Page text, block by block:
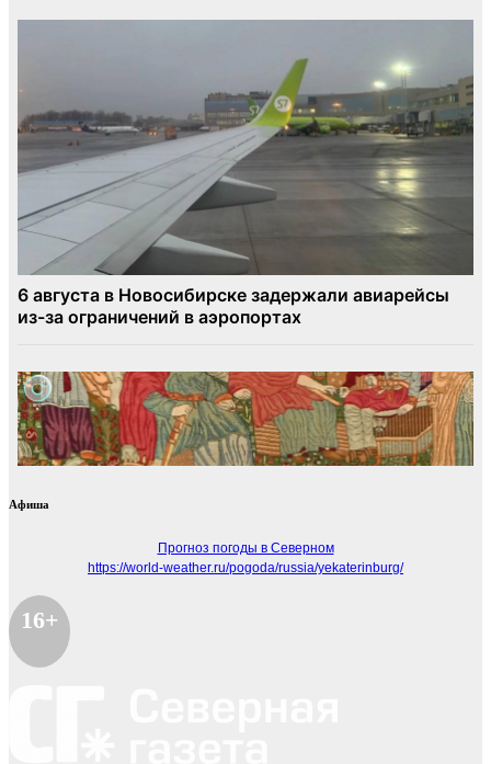
Афиша
Прогноз погоды в Северном
https://world-weather.ru/pogoda/russia/yekaterinburg/
16+